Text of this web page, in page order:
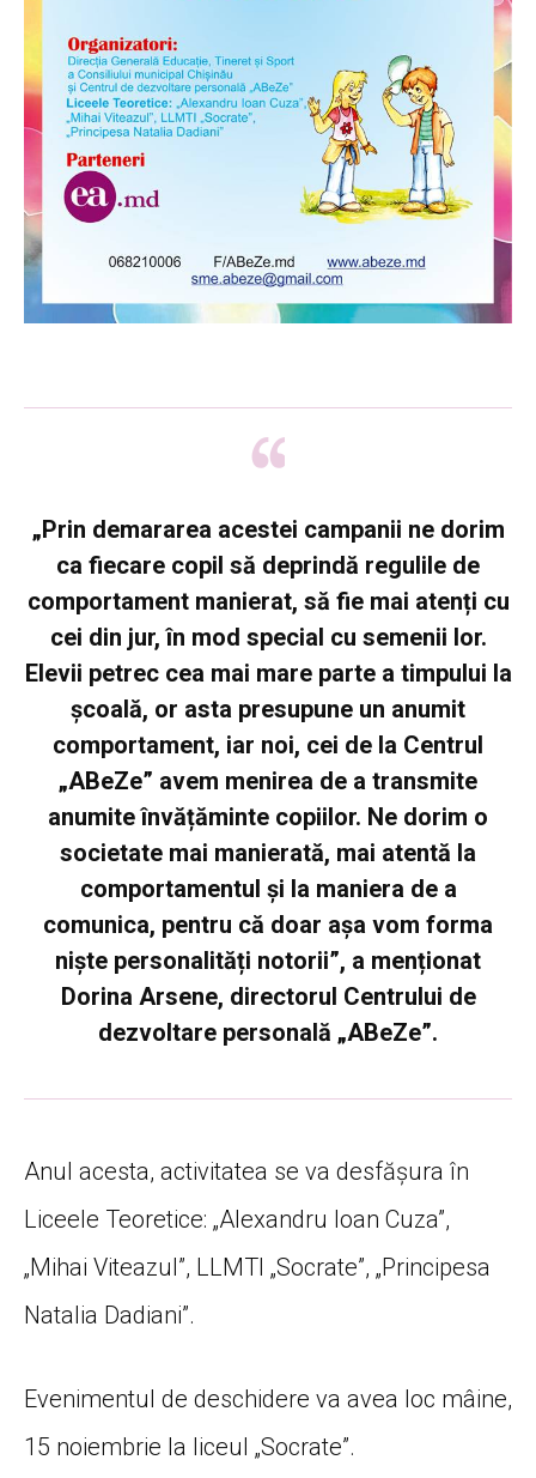
„Prin demararea acestei campanii ne dorim
ca fiecare copil să deprindă regulile de
comportament manierat, să fie mai atenți cu
cei din jur, în mod special cu semenii lor.
Elevii petrec cea mai mare parte a timpului la
școală, or asta presupune un anumit
comportament, iar noi, cei de la Centrul
„ABeZe” avem menirea de a transmite
anumite învățăminte copiilor. Ne dorim o
societate mai manierată, mai atentă la
comportamentul și la maniera de a
comunica, pentru că doar așa vom forma
niște personalități notorii”, a menționat
Dorina Arsene, directorul Centrului de
dezvoltare personală „ABeZe”.
Anul acesta, activitatea se va desfășura în
Liceele Teoretice: „Alexandru Ioan Cuza”,
„Mihai Viteazul”, LLMTI „Socrate”, „Principesa
Natalia Dadiani”.
Evenimentul de deschidere va avea loc mâine,
15 noiembrie la liceul „Socrate”.